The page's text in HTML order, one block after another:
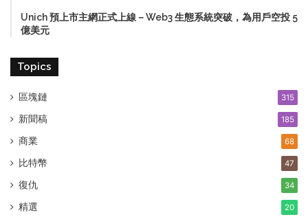
Unich 預上市主網正式上線－Web3 生態系統突破，為用戶空投 5
億美元
Topics
區塊鏈 315
新聞稿 185
商業 68
比特幣 47
復仇 34
精選 20